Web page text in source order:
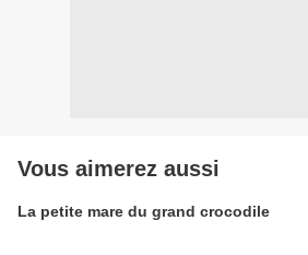
Vous aimerez aussi
La petite mare du grand crocodile